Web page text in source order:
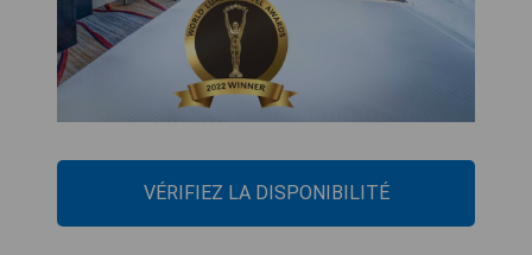
VÉRIFIEZ LA DISPONIBILITÉ